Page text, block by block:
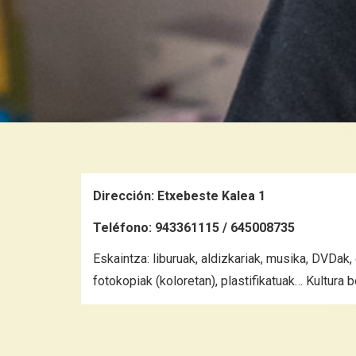
Dirección: Etxebeste Kalea 1
Teléfono: 943361115 / 645008735
Eskaintza: liburuak, aldizkariak, musika,
fotokopiak (koloretan), plastifikatuak… Kultura